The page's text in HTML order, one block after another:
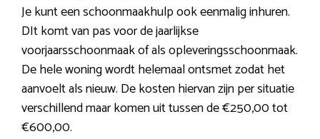
Je kunt een schoonmaakhulp ook eenmalig inhuren.
DIt komt van pas voor de jaarlijkse
voorjaarsschoonmaak of als opleveringsschoonmaak.
De hele woning wordt helemaal ontsmet zodat het
aanvoelt als nieuw. De kosten hiervan zijn per situatie
verschillend maar komen uit tussen de €250,00 tot
€600,00.